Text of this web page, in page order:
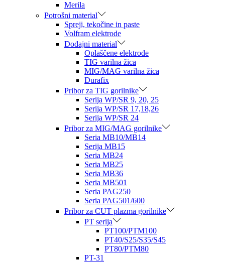
Merila
Potrošni material
Spreji, tekočine in paste
Volfram elektrode
Dodajni material
Oplaščene elektrode
TIG varilna žica
MIG/MAG varilna žica
Durafix
Pribor za TIG gorilnike
Serija WP/SR 9, 20, 25
Serija WP/SR 17,18,26
Serija WP/SR 24
Pribor za MIG/MAG gorilnike
Seria MB10/MB14
Serija MB15
Seria MB24
Seria MB25
Seria MB36
Seria MB501
Seria PAG250
Seria PAG501/600
Pribor za CUT plazma gorilnike
PT serija
PT100/PTM100
PT40/S25/S35/S45
PT80/PTM80
PT-31